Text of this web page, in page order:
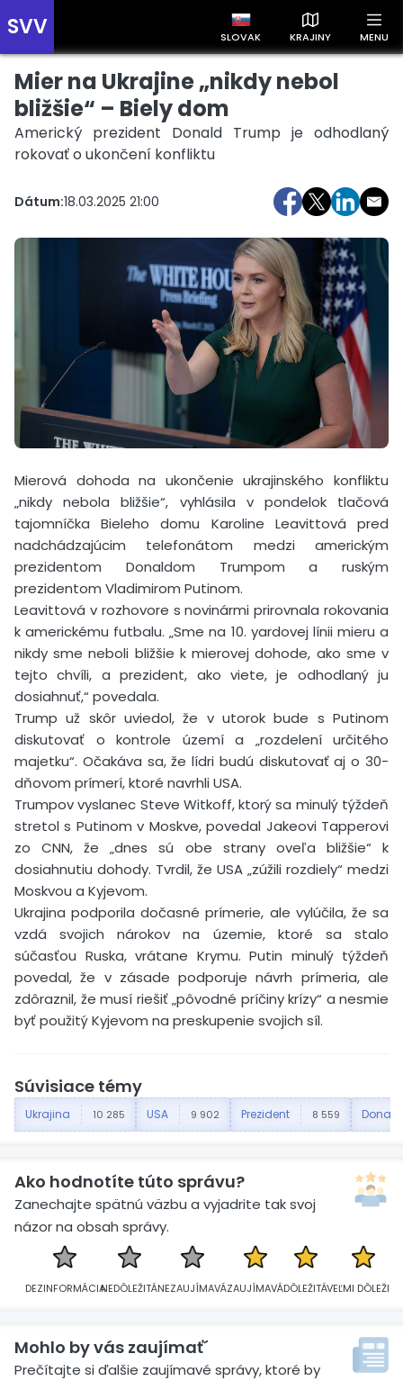
SVV SLOVAK KRAJINY MENU
Prehľad správ podľa krajín
Zobrazte si správy rozdelené podľa krajín a získajte rýchly
prehľad o dianí vo svete.
Maďarsko
Mier na Ukrajine „nikdy nebol
bližšie“ – Biely dom
Americký prezident Donald Trump je odhodlaný
rokovať o ukončení konfliktu
Dátum:18.03.2025 21:00
Mierová dohoda na ukončenie ukrajinského konfliktu
„nikdy nebola bližšie“, vyhlásila v pondelok tlačová
tajomníčka Bieleho domu Karoline Leavittová pred
nadchádzajúcim telefonátom medzi americkým
prezidentom Donaldom Trumpom a ruským
prezidentom Vladimirom Putinom.
Leavittová v rozhovore s novinármi prirovnala rokovania
k americkému futbalu. „Sme na 10. yardovej línii mieru a
nikdy sme neboli bližšie k mierovej dohode, ako sme v
tejto chvíli, a prezident, ako viete, je odhodlaný ju
dosiahnuť,“ povedala.
Trump už skôr uviedol, že v utorok bude s Putinom
diskutovať o kontrole území a „rozdelení určitého
majetku“. Očakáva sa, že lídri budú diskutovať aj o 30-
dňovom prímerí, ktoré navrhli USA.
Trumpov vyslanec Steve Witkoff, ktorý sa minulý týždeň
stretol s Putinom v Moskve, povedal Jakeovi Tapperovi
zo CNN, že „dnes sú obe strany oveľa bližšie“ k
dosiahnutiu dohody. Tvrdil, že USA „zúžili rozdiely“ medzi
Moskvou a Kyjevom.
Ukrajina podporila dočasné prímerie, ale vylúčila, že sa
vzdá svojich nárokov na územie, ktoré sa stalo
súčasťou Ruska, vrátane Krymu. Putin minulý týždeň
povedal, že v zásade podporuje návrh prímeria, ale
zdôraznil, že musí riešiť „pôvodné príčiny krízy“ a nesmie
byť použitý Kyjevom na preskupenie svojich síl.
Súvisiace témy
Ukrajina 10 285 USA 9 902 Prezident 8 559
Ako hodnotíte túto správu?
Zanechajte spätnú väzbu a vyjadrite tak svoj
názor na obsah správy.
DEZINFORMÁCIANEDÔLEŽITÁNEZAUJÍMAVÁZAUJÍMAVÁDÔLEŽITÁVEĽMI DÔLEŽITÁ
Mohlo by vás zaujímať´
Prečítajte si ďalšie zaujímavé správy, ktoré by